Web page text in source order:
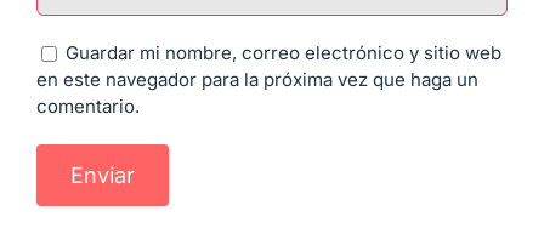
Guardar mi nombre, correo electrónico y sitio web
en este navegador para la próxima vez que haga un
comentario.